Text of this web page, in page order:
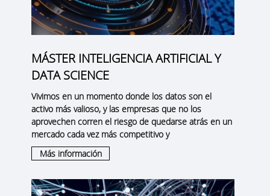
MÁSTER INTELIGENCIA ARTIFICIAL Y
DATA SCIENCE
Vivimos en un momento donde los datos son el
activo más valioso, y las empresas que no los
aprovechen corren el riesgo de quedarse atrás en un
mercado cada vez más competitivo y
Más información